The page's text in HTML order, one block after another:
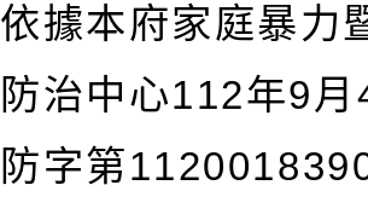
依據本府家庭暴力
防治中心112年9
防字第